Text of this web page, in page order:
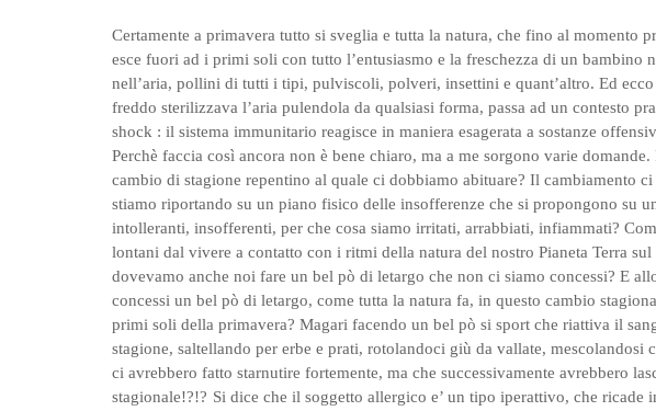
Certamente a primavera tutto si sveglia e tutta la natura, che fino al momento
esce fuori ad i primi soli con tutto l’entusiasmo e la freschezza di un bambino
nell’aria, pollini di tutti i tipi, pulviscoli, polveri, insettini e quant’altro. Ed
freddo sterilizzava l’aria pulendola da qualsiasi forma, passa ad un contesto
shock : il sistema immunitario reagisce in maniera esagerata a sostanze
Perchè faccia così ancora non è bene chiaro, ma a me sorgono varie domande.
cambio di stagione repentino al quale ci dobbiamo abituare? Il cambiamento
stiamo riportando su un piano fisico delle insofferenze che si propongono su
intolleranti, insofferenti, per che cosa siamo irritati, arrabbiati, infiammati?
lontani dal vivere a contatto con i ritmi della natura del nostro Pianeta Terra
dovevamo anche noi fare un bel pò di letargo che non ci siamo concessi? E
concessi un bel pò di letargo, come tutta la natura fa, in questo cambio
primi soli della primavera? Magari facendo un bel pò si sport che riattiva il
stagione, saltellando per erbe e prati, rotolandoci giù da vallate,
ci avrebbero fatto starnutire fortemente, ma che successivamente avrebbero
stagionale!?!? Si dice che il soggetto allergico e’ un tipo iperattivo, che